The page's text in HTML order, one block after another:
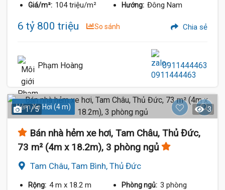
Giá/m²: 104 triệu/m² Hướng: Đông Nam
6 tỷ 800 triệu So sánh Chia sẻ
Phạm Hoàng 0911444463
Hẻm Xe Hơi (4 m)
1 / 5 3
Bán nhà hẻm xe hơi, Tam Châu, Thủ Đức,
73 m² (4m x 18.2m), 3 phòng ngủ
Tam Châu, Tam Bình, Thủ Đức
Rộng: 4 m x 18.2 m Phòng ngủ: 3 phòng